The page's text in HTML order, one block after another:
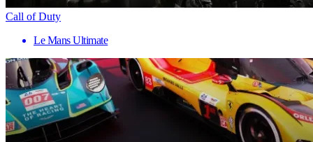
Call of Duty
Le Mans Ultimate